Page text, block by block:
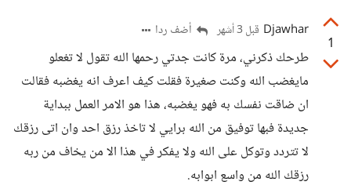
1
Djawhar قبل 3 أشهر أضف ردا
طرحك ذكرني، مرة كانت جدتي رحمها الله تقول لا تغعلو
مايغضب الله وكنت صغيرة فقلت كيف اعرف انه يغضبه فقالت
ان ضاقت نفسك به فهو يغضبه، هذا هو الامر العمل ببداية
جديدة فبها توفيق من الله برايي لا تاخذ رزق احد وان اتى رزقك
لا تتردد وتوكل على الله ولا يفكر في هذا الا من يخاف من ربه
رزقك الله من واسع ابوابه.